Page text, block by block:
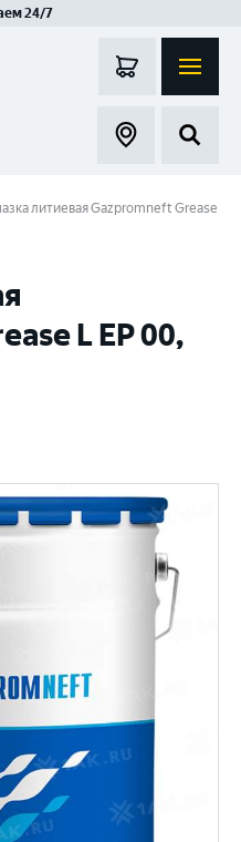
24/7
литиевая Gazpromneft Grease
L EP 00,